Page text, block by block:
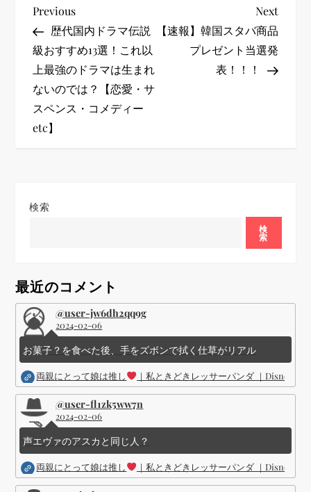
投
稿
ナ
ビ
シ
ン
Previous
Post
Previous
歴代国内ドラマ伝説
級おすすめ13選！これ以
上最強のドラマは生まれ
ないのでは？【恋愛・サ
スペンス・コメディー
etc】
Next
Post
Next
【速報】韓国スタバ商品
プレゼント当選発
表！！！
検索
検
索
最近のコメント
@user-jw6dh2qq9g
2024-02-06
お菓子？を食べた後、手をズボンで拭く仕草がリアル
両親にとって娘は推し ｜私ときどきレッサーパンダ ｜Disney (
@user-fl1zk5ww7n
2024-02-06
声エヴァのアスカと同じ人？
両親にとって娘は推し ｜私ときどきレッサーパンダ ｜Disney (